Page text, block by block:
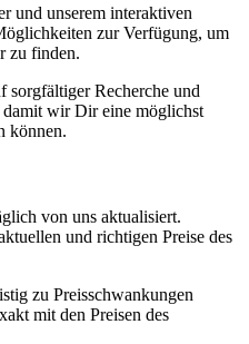
und unserem interaktiven
zur Verfügung, um
zu finden.
sorgfältiger Recherche und
wir Dir eine möglichst
können.
von uns aktualisiert.
und richtigen Preise des
zu Preisschwankungen
mit den Preisen des